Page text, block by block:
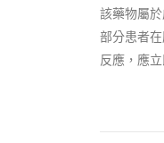
該藥物屬
部分患者
反應，應